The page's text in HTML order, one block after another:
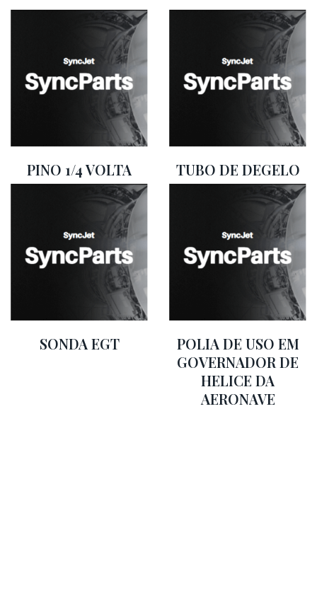
PINO 1/4 VOLTA TUBO DE DEGELO
SONDA EGT
POLIA DE USO EM
GOVERNADOR DE
HELICE DA
AERONAVE